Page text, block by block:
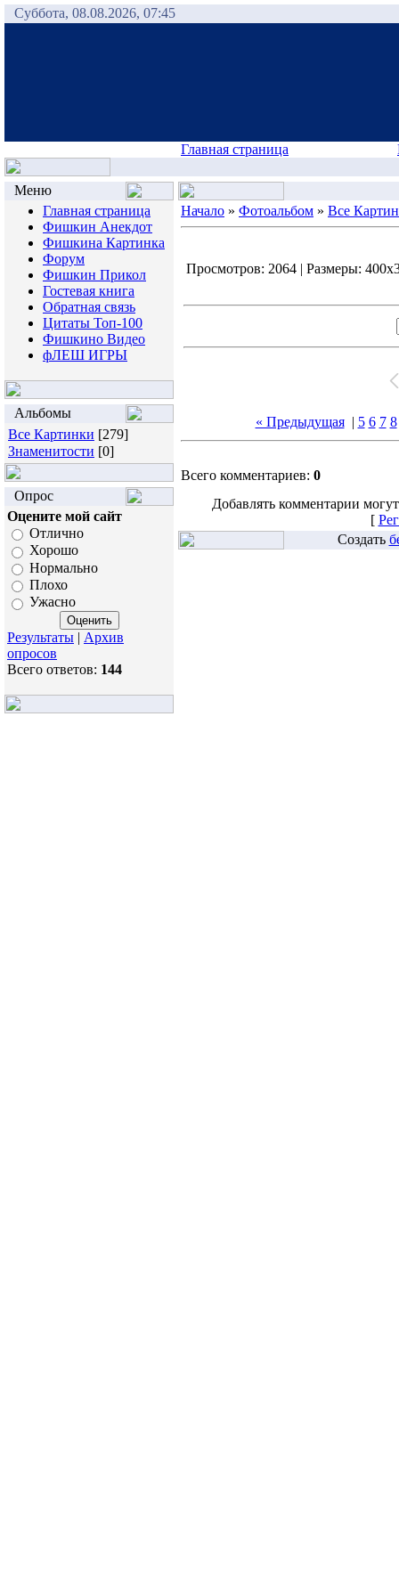
Суббота, 08.08.2026, 07:45
Главная страница
Меню
Главная страница
Фишкин Анекдот
Фишкина Картинка
Форум
Фишкин Прикол
Гостевая книга
Обратная связь
Цитаты Топ-100
Фишкино Видео
фЛЕШ ИГРЫ
Альбомы
Все Картинки [279]
Знаменитости [0]
Опрос
Оцените мой сайт
Отлично
Хорошо
Нормально
Плохо
Ужасно
Результаты | Архив
опросов
Всего ответов: 144
Начало » Фотоальбом » Все
Просмотров: 2064 | Размеры:
« Предыдущая| 5 6 7 8
Всего комментариев: 0
Добавлять комментарии
[
Создать